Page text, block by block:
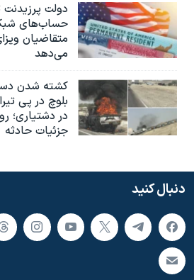
دولت پرزیدنت
حساب‌های
متقاضیان
می‌دهد
کشته شدن
بلوچ در پی
در دشتیاری؛
جزئیات حادثه
دنبال کنید